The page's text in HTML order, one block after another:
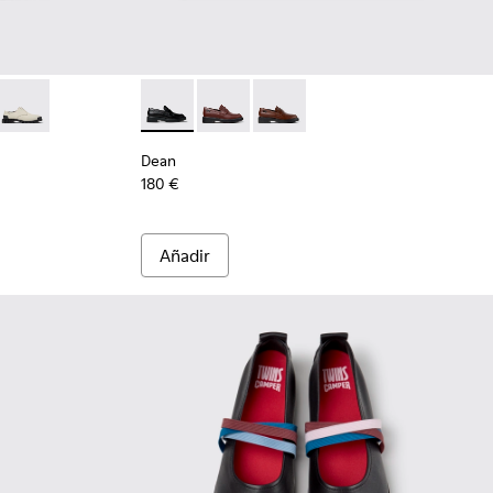
negras de piel y nobuk para mujer.
002 - Zapatillas de piel y nobuk negras para mujer.
piel negros para mujer.
007
Pix - K201851-003 Dean - K201790-001 - Zapatos de piel
Dean - K201790-008
Dean - K201790-005
Dean
180 €
Añadir